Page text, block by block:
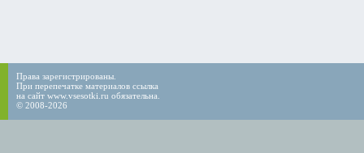
Права зарегистрированы.
При перепечатке материалов ссылка
на сайт www.vsesotki.ru обязательна.
© 2008-2026